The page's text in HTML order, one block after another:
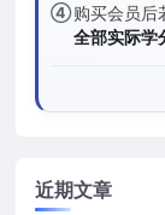
④购买会员后
全部实际学
近期文章